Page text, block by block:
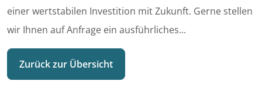
einer wertstabilen Investition mit Zukunft. Gerne stellen
wir Ihnen auf Anfrage ein ausführliches...
Zurück zur Übersicht